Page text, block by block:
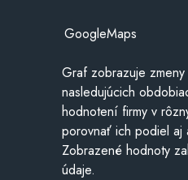
GoogleMaps
Graf zobrazuje
nasledujúcich
hodnotení firmy v
porovnať ich podiel aj
Zobrazené hodnoty
údaje.